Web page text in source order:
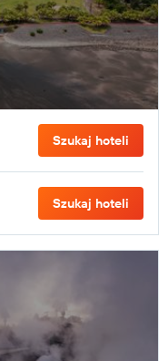
Szukaj hoteli
Szukaj hoteli